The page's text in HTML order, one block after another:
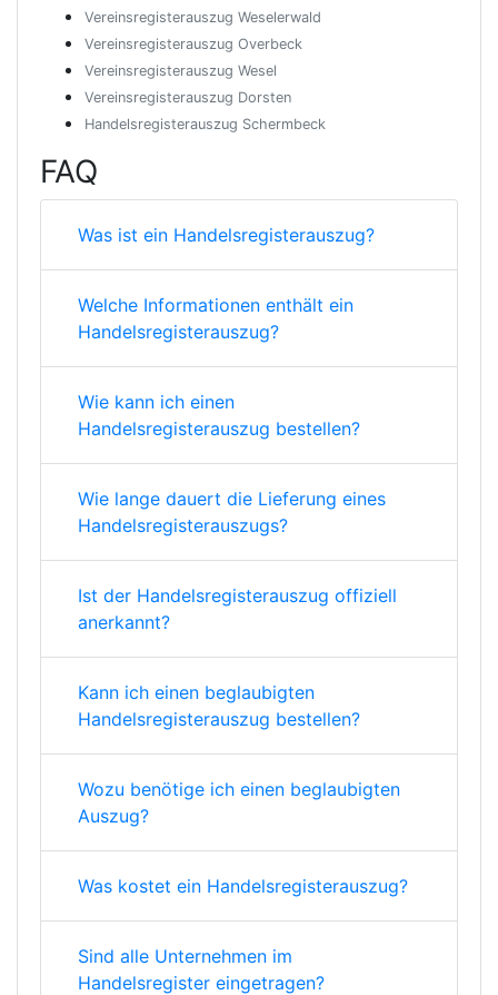
Vereinsregisterauszug Weselerwald
Vereinsregisterauszug Overbeck
Vereinsregisterauszug Wesel
Vereinsregisterauszug Dorsten
Handelsregisterauszug Schermbeck
FAQ
Was ist ein Handelsregisterauszug?
Welche Informationen enthält ein
Handelsregisterauszug?
Wie kann ich einen
Handelsregisterauszug bestellen?
Wie lange dauert die Lieferung eines
Handelsregisterauszugs?
Ist der Handelsregisterauszug offiziell
anerkannt?
Kann ich einen beglaubigten
Handelsregisterauszug bestellen?
Wozu benötige ich einen beglaubigten
Auszug?
Was kostet ein Handelsregisterauszug?
Sind alle Unternehmen im
Handelsregister eingetragen?